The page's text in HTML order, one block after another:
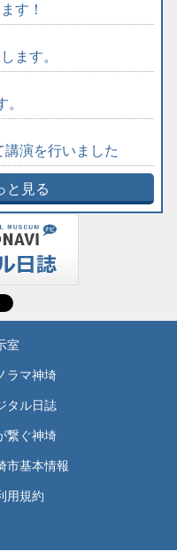
す！
ます。
演を行いました
と見る
室
ラマ神埼
タル日誌
繋ぐ神埼
市基本情報
用規約